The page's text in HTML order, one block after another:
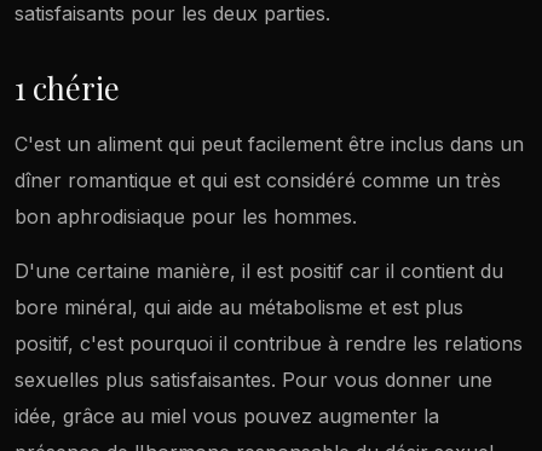
satisfaisants pour les deux parties.
1 chérie
C'est un aliment qui peut facilement être inclus dans un
dîner romantique et qui est considéré comme un très
bon aphrodisiaque pour les hommes.
D'une certaine manière, il est positif car il contient du
bore minéral, qui aide au métabolisme et est plus
positif, c'est pourquoi il contribue à rendre les relations
sexuelles plus satisfaisantes. Pour vous donner une
idée, grâce au miel vous pouvez augmenter la